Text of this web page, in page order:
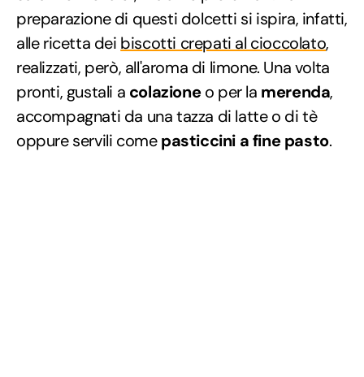
preparazione di questi dolcetti si ispira, infatti,
alle ricetta dei biscotti crepati al cioccolato,
realizzati, però, all'aroma di limone. Una volta
pronti, gustali a colazioneo per la merenda,
accompagnati da una tazza di latte o di tè
oppure servili comepasticcini a fine pasto.